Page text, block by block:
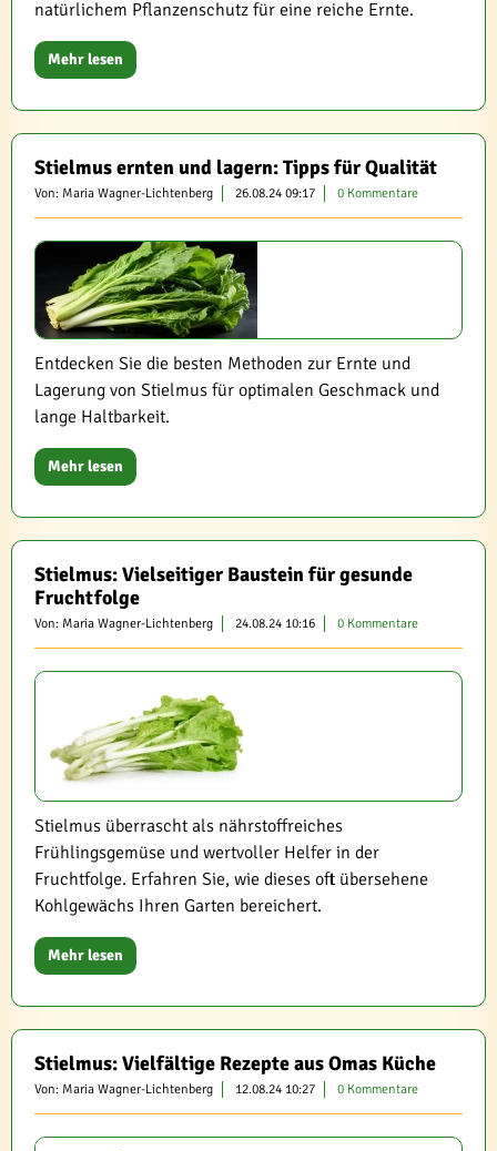
natürlichem Pflanzenschutz für eine reiche Ernte.
Mehr lesen
Stielmus ernten und lagern: Tipps für Qualität
Von: Maria Wagner-Lichtenberg 26.08.24 09:17 0 Kommentare
Entdecken Sie die besten Methoden zur Ernte und
Lagerung von Stielmus für optimalen Geschmack und
lange Haltbarkeit.
Mehr lesen
Stielmus: Vielseitiger Baustein für gesunde
Fruchtfolge
Von: Maria Wagner-Lichtenberg 24.08.24 10:16 0 Kommentare
Stielmus überrascht als nährstoffreiches
Frühlingsgemüse und wertvoller Helfer in der
Fruchtfolge. Erfahren Sie, wie dieses oft übersehene
Kohlgewächs Ihren Garten bereichert.
Mehr lesen
Stielmus: Vielfältige Rezepte aus Omas Küche
Von: Maria Wagner-Lichtenberg 12.08.24 10:27 0 Kommentare